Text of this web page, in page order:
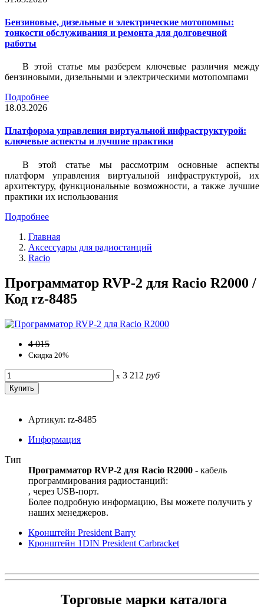
Бензиновые, дизельные и электрические мотопомпы:
тонкости обслуживания и ремонта для долговечной
работы
В этой статье мы разберем ключевые различия между
бензиновыми, дизельными и электрическими мотопомпами
Подробнее
18.03.2026
Платформа управления виртуальной инфраструктурой:
ключевые аспекты и лучшие практики
В этой статье мы рассмотрим основные аспекты
платформ управления виртуальной инфраструктурой, их
архитектуру, функциональные возможности, а также лучшие
практики их использования
Подробнее
Главная
Аксессуары для радиостанций
Racio
Программатор RVP-2 для Racio R2000 /
Код rz-8485
4 015
Скидка 20%
x 3 212 руб
Артикул: rz-8485
Информация
Тип
Программатор RVP-2 для Racio R2000 - кабель
программирования радиостанций:
, через USB-порт.
Более подробную информацию, Вы можете получить у
наших менеджеров.
Кронштейн President Barry
Кронштейн 1DIN President Carbraсket
Торговые марки каталога